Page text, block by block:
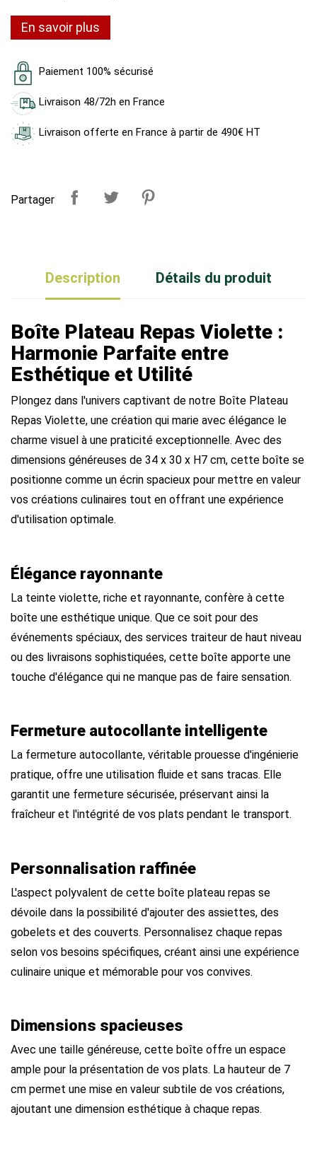
En savoir plus
Paiement 100% sécurisé
Livraison 48/72h en France
Livraison offerte en France à partir de 490€ HT
Partager
Description Détails du produit
Boîte Plateau Repas Violette :
Harmonie Parfaite entre
Esthétique et Utilité
Plongez dans l'univers captivant de notre Boîte Plateau
Repas Violette, une création qui marie avec élégance le
charme visuel à une praticité exceptionnelle. Avec des
dimensions généreuses de 34 x 30 x H7 cm, cette boîte se
positionne comme un écrin spacieux pour mettre en valeur
vos créations culinaires tout en offrant une expérience
d'utilisation optimale.
Élégance rayonnante
La teinte violette, riche et rayonnante, confère à cette
boîte une esthétique unique. Que ce soit pour des
événements spéciaux, des services traiteur de haut niveau
ou des livraisons sophistiquées, cette boîte apporte une
touche d'élégance qui ne manque pas de faire sensation.
Fermeture autocollante intelligente
La fermeture autocollante, véritable prouesse d'ingénierie
pratique, offre une utilisation fluide et sans tracas. Elle
garantit une fermeture sécurisée, préservant ainsi la
fraîcheur et l'intégrité de vos plats pendant le transport.
Personnalisation raffinée
L'aspect polyvalent de cette boîte plateau repas se
dévoile dans la possibilité d'ajouter des assiettes, des
gobelets et des couverts. Personnalisez chaque repas
selon vos besoins spécifiques, créant ainsi une expérience
culinaire unique et mémorable pour vos convives.
Dimensions spacieuses
Avec une taille généreuse, cette boîte offre un espace
ample pour la présentation de vos plats. La hauteur de 7
cm permet une mise en valeur subtile de vos créations,
ajoutant une dimension esthétique à chaque repas.